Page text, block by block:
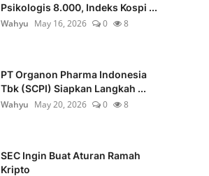
Psikologis 8.000, Indeks Kospi ...
Wahyu May 16, 2026 0 8
PT Organon Pharma Indonesia
Tbk (SCPI) Siapkan Langkah ...
Wahyu May 20, 2026 0 8
SEC Ingin Buat Aturan Ramah
Kripto